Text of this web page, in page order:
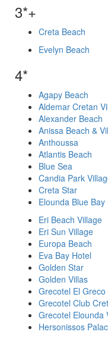
3*+
Creta Beach
Evelyn Beach
4*
Agapy Beach
Aldemar Cretan
Alexander Beach
Anissa Beach &
Anthoussa
Atlantis Beach
Blue Sea
Candia Park
Creta Star
Elounda Blue Bay
Eri Beach Village
Eri Sun Village
Europa Beach
Eva Bay Hotel
Golden Star
Golden Villas
Grecotel El Greco
Grecotel Club
Grecotel Elounda
Hersonissos